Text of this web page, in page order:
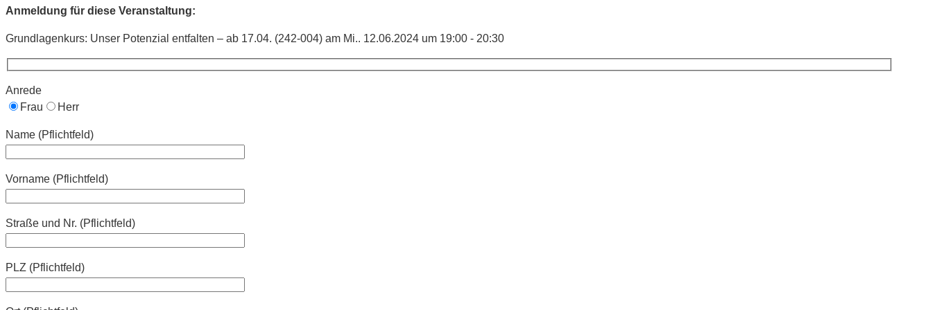
Anmeldung für diese Veranstaltung:
Grundlagenkurs: Unser Potenzial entfalten – ab 17.04. (242-004) am Mi.. 12.06.2024 um 19:00 - 20:30
Anrede
Frau
Herr
Name (Pflichtfeld)
Vorname (Pflichtfeld)
Straße und Nr. (Pflichtfeld)
PLZ (Pflichtfeld)